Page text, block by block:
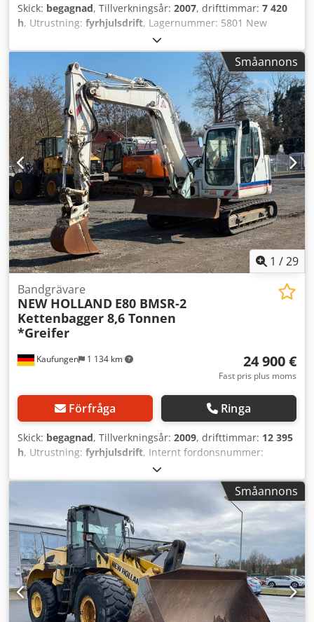
Skick: begagnad, Tillverkningsår: 2007, drifttimmar: 7 420
h, Utrustning: fyrhjulsdrift, Lagernummer: 5801 New
Holland MH Plus mobilgrävare med svängbom ---- *
Tillverkare: New Holland * Modell: MH Plus * Årsmodell:
2007 * Färg: Gul * Sluten hytt * kW/hk: 105 kW / 143 hk *
Däck: 10.00 - / dubbla däck * Avläst drifttid: ca 7,4 timmar
* Svängbom (Verstellausleger) * Grip * 270-graders kamera
* Rundstrålkastare * Max hastighet: km/h * Hydraulkrets
för grip * Arbetsstrålkastare fram på hyttaket * Dieseltank:
270 liter Cjdey Sragopfx Aatsrf * Hydrauloljetank: 140 liter
Observera möjliga fel i annonsen: Trots noggrann
utformning av annonsen kan det förekomma fel i texten
eller uppgifterna. Vi ansvarar inte för eventuella fel,
ändringar eller mellanförsäljningar. All information ges
utan garanti. Kontakta oss gärna för att verifiera detaljer
eller om ni har fler frågor.
Småannons
1 /29
Kaufungen 1 134 km
Bandgrävare
NEW HOLLAND E80 BMSR-2
Kettenbagger 8,6 Tonnen
*Greifer
24 900 €
Fast pris plus moms
Förfråga Ringa
Skick: begagnad, Tillverkningsår: 2009, drifttimmar: 12 395
h, Utrustning: fyrhjulsdrift, Internt fordonsnummer:
G400017 Omedelbart tillgänglig på vår gård i Kaufungen
Mer information hos: * Golec Nutzfahrzeuge GmbH (tyska,
engelska, bulgariska, ryska) * Viktoria Sologubova (polska,
ryska, ukrainska, engelska) Drifttimmar: 12 395
Luftkonditionering Snabbfäste Lehnhoff MS08 Crjdpoyvm
Awsfx Aatof Vikt: 8 590 kg Schaktblad Motor: Isuzu
Smalskopa 400 mm skär Smalskopa 900 mm skär Grip 600
mm Med reservation för eventuella fel Vi tar gärna ditt
begagnade fordon i inbyte. Finansiering direkt hos oss är
möjlig. GOLEC NUTZFAHRZEUGE GMBH Vi talar: tyska,
engelska, spanska, polska, ukrainska, ryska, bulgariska.
Småannons